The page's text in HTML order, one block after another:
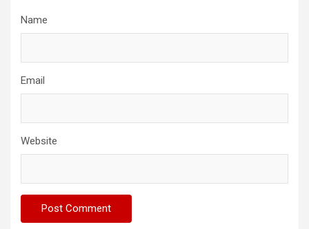
Name
Email
Website